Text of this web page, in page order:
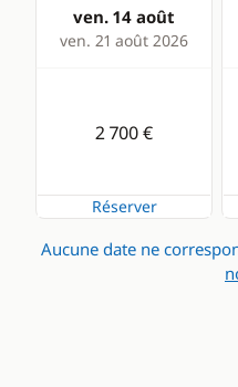
ven. 14 août
ven. 21 août 2026
2 700 €
Réserver
Aucune date ne